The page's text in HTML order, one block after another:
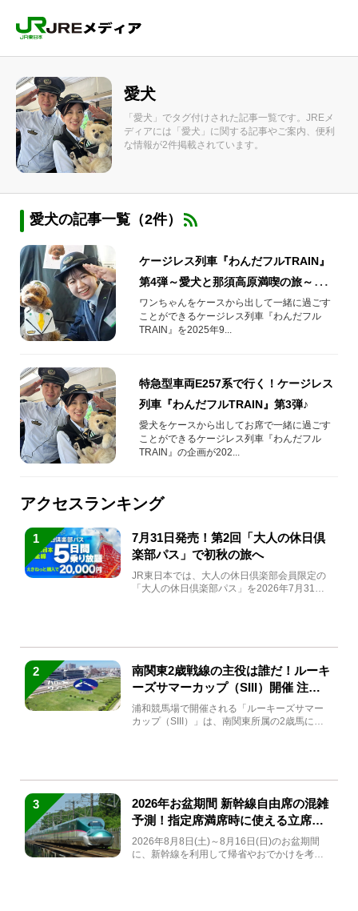
愛犬
「愛犬」でタグ付けされた記事一覧です。JREメ
ディアには「愛犬」に関する記事やご案内、便利
な情報が2件掲載されています。
愛犬の記事一覧（2件）
ケージレス列車『わんだフルTRAIN』
第4弾～愛犬と那須高原満喫の旅～を実
施します！
ワンちゃんをケースから出して一緒に過ごす
ことができるケージレス列車『わんだフル
TRAIN』を2025年9...
特急型車両E257系で行く！ケージレス
列車『わんだフルTRAIN』第3弾♪
愛犬をケースから出してお席で一緒に過ごす
ことができるケージレス列車『わんだフル
TRAIN』の企画が202...
アクセスランキング
1
7月31日発売！第2回「大人の休日倶
楽部パス」で初秋の旅へ
JR東日本では、大人の休日倶楽部会員限定の
「大人の休日倶楽部パス」を2026年7月31日
2
南関東2歳戦線の主役は誰だ！ルーキ
ーズサマーカップ（SIII）開催 注目
馬と見どころをチェック
浦和競馬場で開催される「ルーキーズサマー
カップ（SIII）」は、南関東所属の2歳馬によ
3
2026年お盆期間 新幹線自由席の混雑
予測！指定席満席時に使える立席特
急券も解説
2026年8月8日(土)～8月16日(日)のお盆期間
に、新幹線を利用して帰省やおでかけを考え